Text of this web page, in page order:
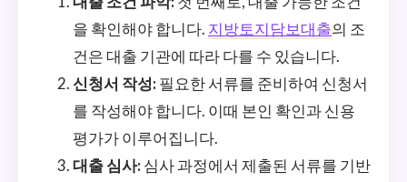
을 확인해야 합니다. 지방토지담보대출의 조
건은 대출 기관에 따라 다를 수 있습니다.
신청서 작성: 필요한 서류를 준비하여 신청서
를 작성해야 합니다. 이때 본인 확인과 신용
평가가 이루어집니다.
대출 심사: 심사 과정에서 제출된 서류를 기반